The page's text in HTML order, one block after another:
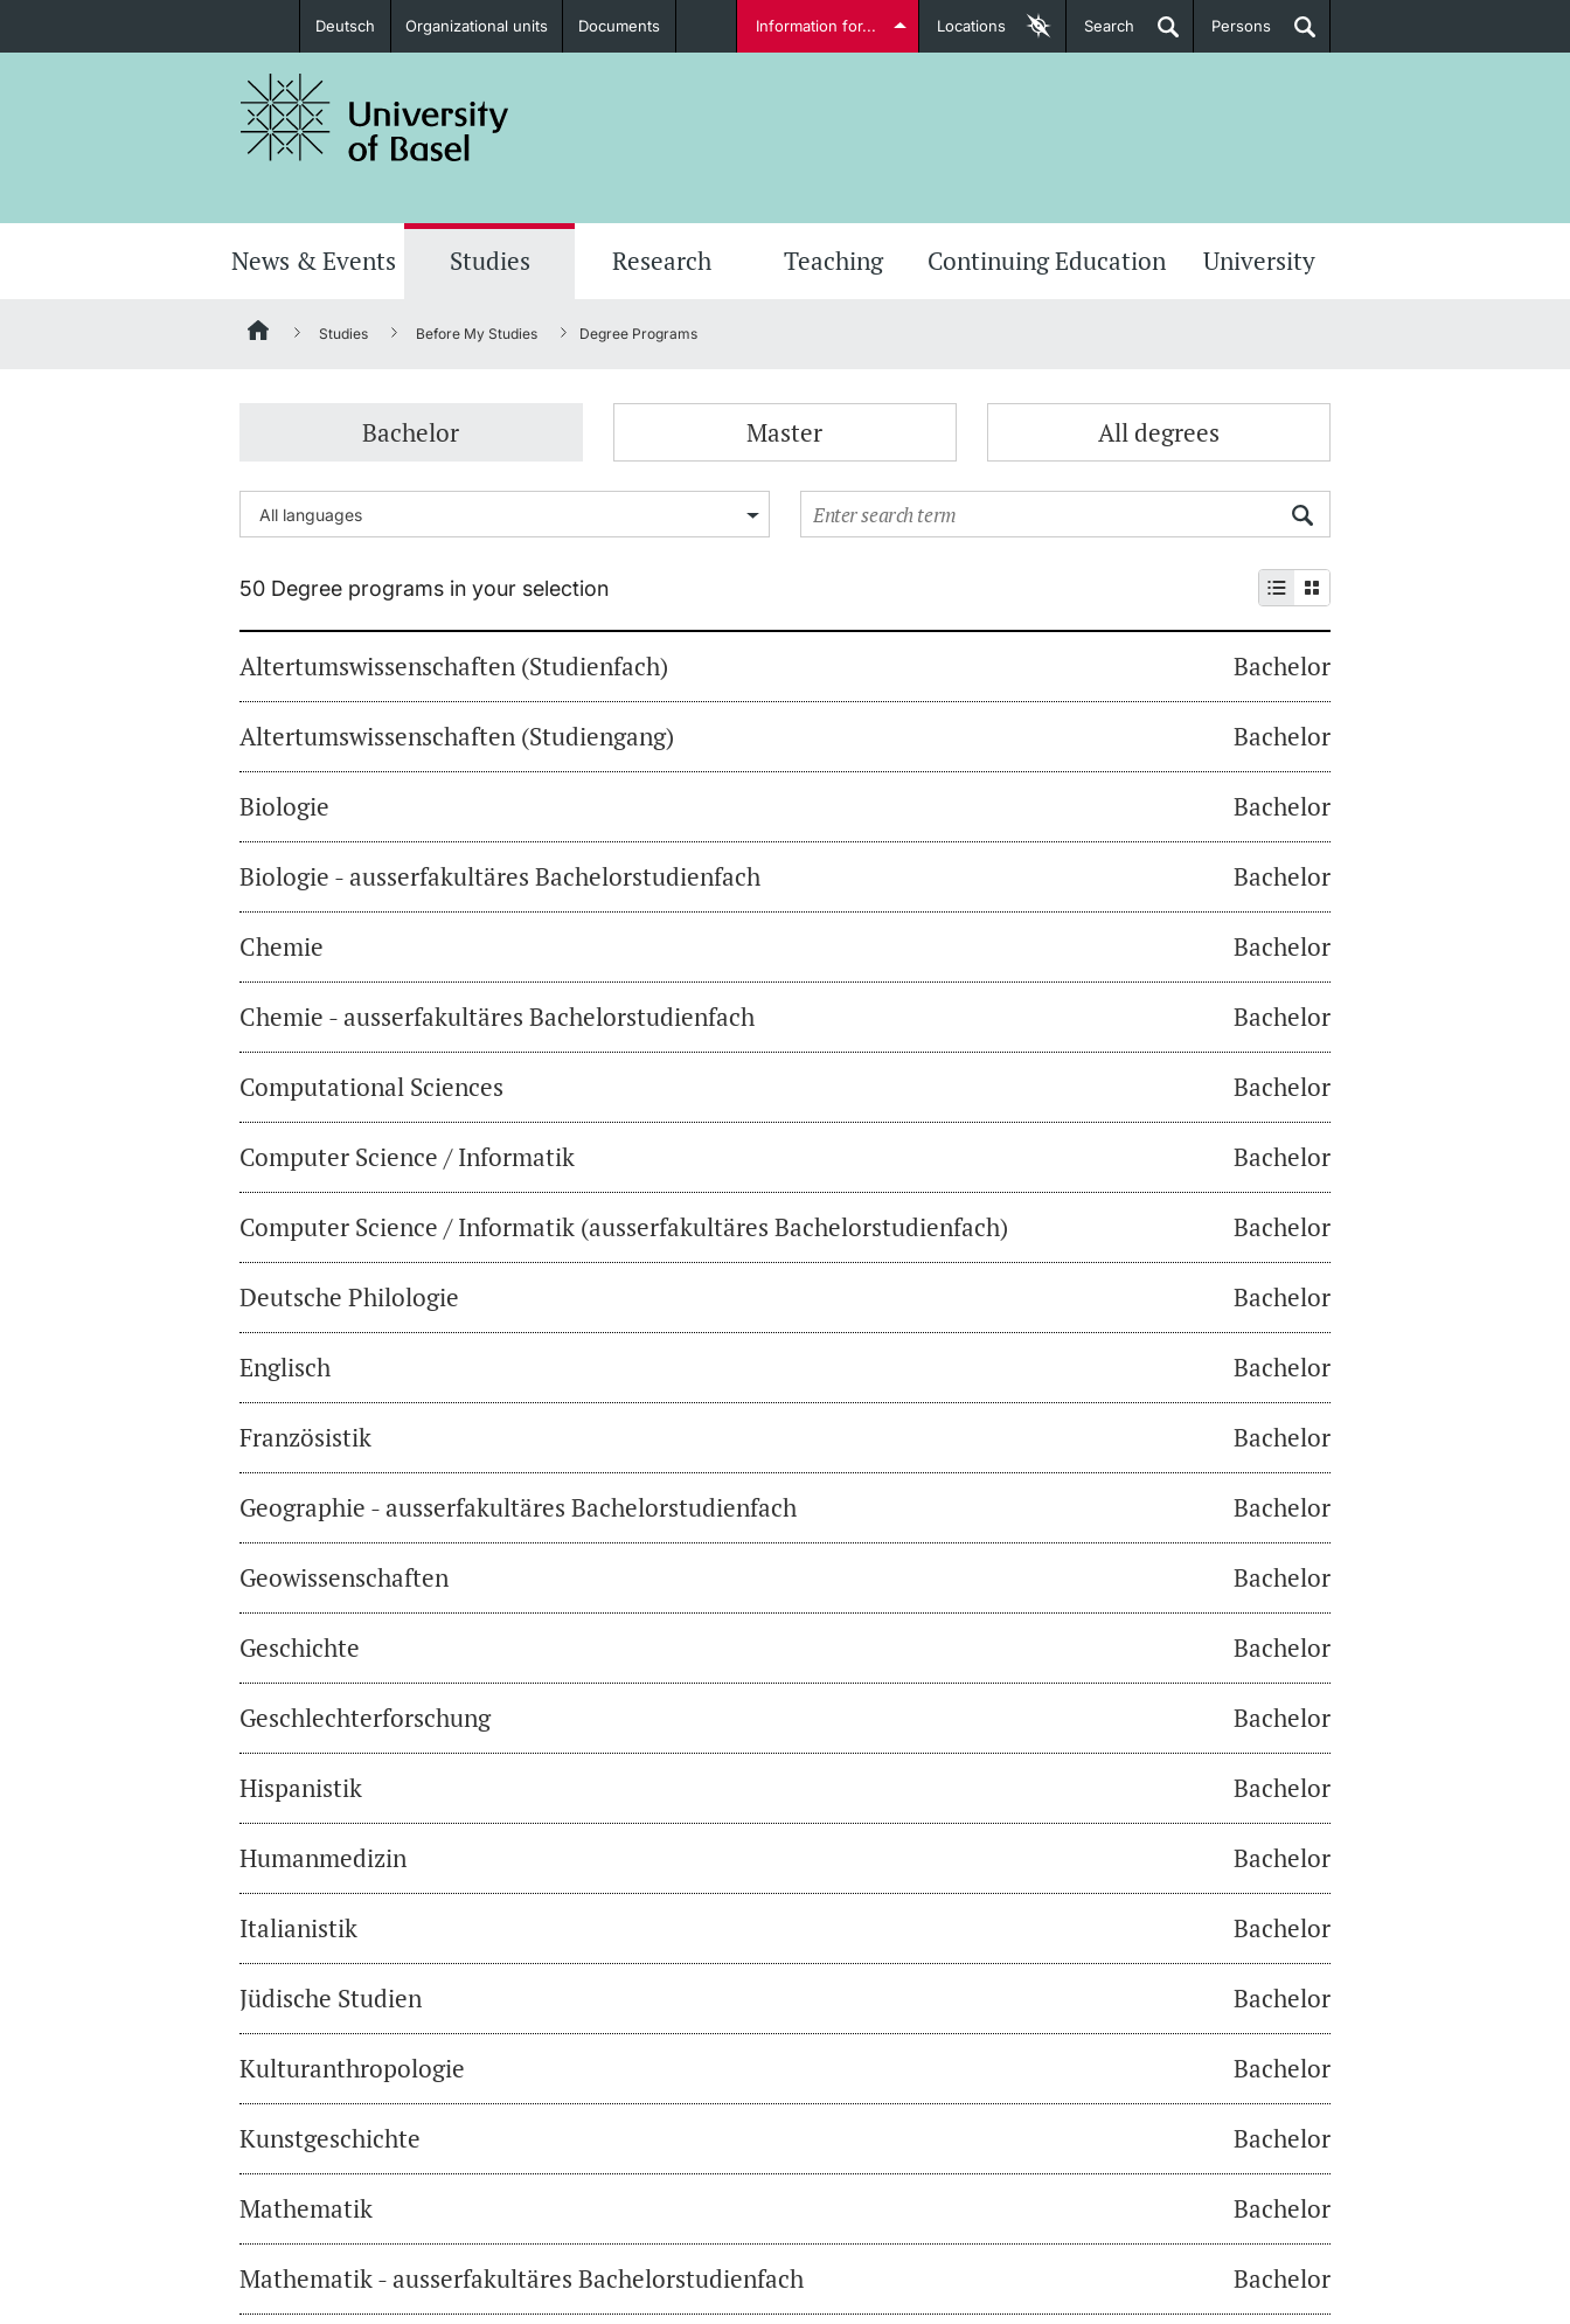
Prospective Students
Donors & Alumni
Further information Further information
Deutsch Organizational units Documents Information for... Locations Search Persons
News & Events Studies Research Teaching Continuing Education University
Studies Before My Studies Degree Programs
Bachelor Master All degrees
50 Degree programs in your selection
Altertumswissenschaften (Studienfach) Bachelor
Altertumswissenschaften (Studiengang) Bachelor
Biologie Bachelor
Biologie - ausserfakultäres Bachelorstudienfach Bachelor
Chemie Bachelor
Chemie - ausserfakultäres Bachelorstudienfach Bachelor
Computational Sciences Bachelor
Computer Science / Informatik Bachelor
Computer Science / Informatik (ausserfakultäres Bachelorstudienfach) Bachelor
Deutsche Philologie Bachelor
Englisch Bachelor
Französistik Bachelor
Geographie - ausserfakultäres Bachelorstudienfach Bachelor
Geowissenschaften Bachelor
Geschichte Bachelor
Geschlechterforschung Bachelor
Hispanistik Bachelor
Humanmedizin Bachelor
Italianistik Bachelor
Jüdische Studien Bachelor
Kulturanthropologie Bachelor
Kunstgeschichte Bachelor
Mathematik Bachelor
Mathematik - ausserfakultäres Bachelorstudienfach Bachelor